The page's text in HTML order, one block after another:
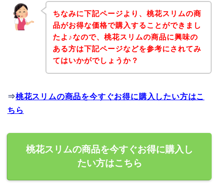
ちなみに下記ページより、桃花スリムの商
品がお得な価格で購入することができまし
たよ♪なので、桃花スリムの商品に興味の
ある方は下記ページなどを参考にされてみ
てはいかがでしょうか？
⇒桃花スリムの商品を今すぐお得に購入したい方はこ
ちら
桃花スリムの商品を今すぐお得に購入し
たい方はこちら